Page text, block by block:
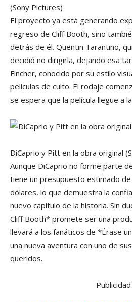
(Sony Pictures)
El proyecto ya está generando
regreso de Cliff Booth, sino
detrás de él. Quentin Tarantino,
decidió no dirigirla, dejando esa
Fincher, conocido por su estilo
películas de culto. El rodaje
se espera que la película llegue a
DiCaprio y Pitt en la obra original
Aunque DiCaprio no forme parte
tiene un presupuesto estimado
dólares, lo que demuestra la
nuevo capítulo de la historia. Sin
Cliff Booth* promete ser una
llevará a los fanáticos de *Érase
una nueva aventura con uno de
queridos.
Publicidad